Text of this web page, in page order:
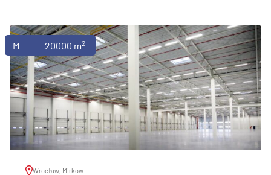
Magazyny20000 m2
Wrocław, Mirkow